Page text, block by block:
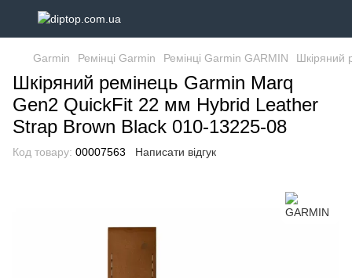
Garmin Ремінці Garmin Ремінці Garmin GARMIN Шкіряний
Шкіряний ремінець Garmin Marq
Gen2 QuickFit 22 мм Hybrid Leather
Strap Brown Black 010-13225-08
Код товару: 00007563 Написати відгук